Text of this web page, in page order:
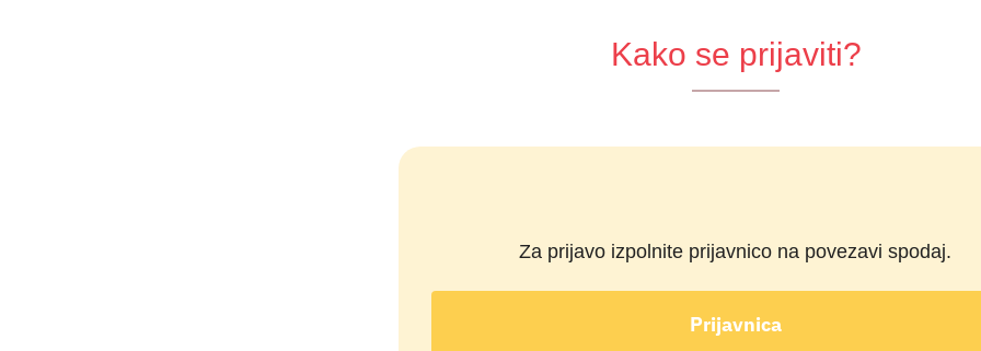
Kako se prijaviti?
Za prijavo izpolnite prijavnico na povezavi spodaj.
Prijavnica